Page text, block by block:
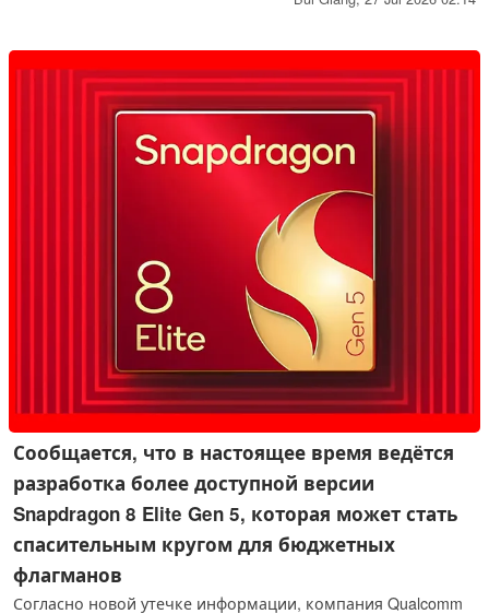
подробностей о процессоре, модеме и аппаратных
средствах связи, мы составили наиболее полную на
сегодняшний день картину о Snapdragon 8 Elite Gen 6 Pro.
Сообщается, что в настоящее время ведётся
разработка более доступной версии
Snapdragon 8 Elite Gen 5, которая может стать
спасительным кругом для бюджетных
флагманов
Согласно новой утечке информации, компания Qualcomm